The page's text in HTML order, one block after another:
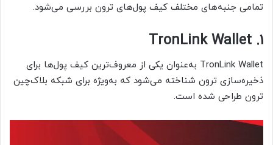
تمامی جنبه‌های مختلف کیف پول‌های ترون بررسی می‌شود.
1. TronLink Wallet
TronLink Wallet به‌عنوان یکی از معروف‌ترین کیف پول‌ها برای
ذخیره‌سازی ترون شناخته می‌شود که به‌ویژه برای شبکه بلاک‌چین
ترون طراحی شده است.